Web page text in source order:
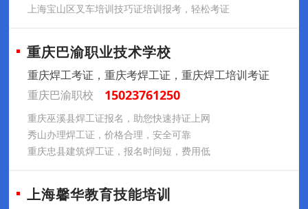
上海宝山区叉车培训技巧证培训报考，轻松考证
重庆巴渝职业技术学校
重庆焊工考证，重庆考焊工证，重庆焊工培训考证
重庆巴渝职校
15023761250
重庆巫溪县焊工证报名，助您快速持证上网
秀山办理焊工证，价格合理，安全可靠
重庆忠县建筑焊工证，报名时间短，费用低
上海馨华教育技能培训